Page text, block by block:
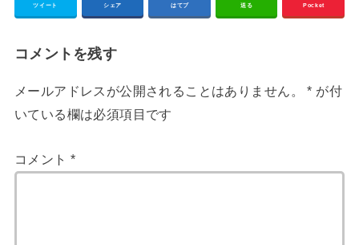
ツイート シェア はてブ 送る Pocket
コメントを残す
メールアドレスが公開されることはありません。 * が付
いている欄は必須項目です
コメント *